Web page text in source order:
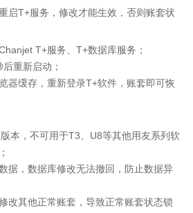
启T+服务，修改才能生效，否则账套状
T+服务、T+数据库服务；
重新启动；
器缓存，重新登录T+软件，账套即可恢
本，不可用于T3、U8等其他用友系列软
据，数据库修改无法撤回，防止数据异
改其他正常账套，导致正常账套状态锁